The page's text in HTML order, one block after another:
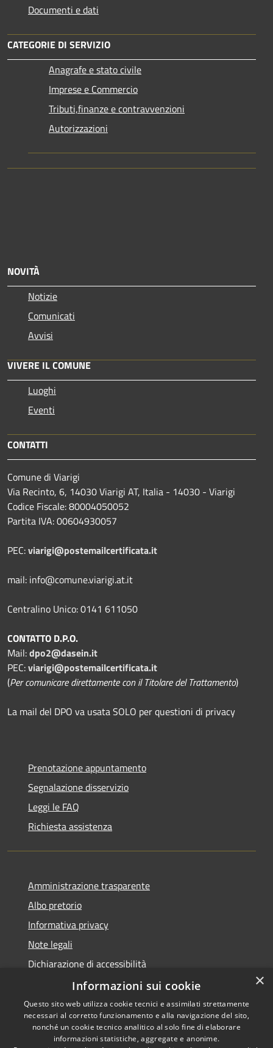
Documenti e dati
CATEGORIE DI SERVIZIO
Anagrafe e stato civile
Imprese e Commercio
Tributi,finanze e contravvenzioni
Autorizzazioni
NOVITÀ
Notizie
Comunicati
Avvisi
VIVERE IL COMUNE
Luoghi
Eventi
CONTATTI
Comune di Viarigi
Via Recinto, 6, 14030 Viarigi AT, Italia - 14030 - Viarigi
Codice Fiscale: 80004050052
Partita IVA: 00604930057
PEC:viarigi@postemailcertificata.it
mail: info@comune.viarigi.at.it
Centralino Unico: 0141 611050
CONTATTO D.P.O.
Mail:dpo2@dasein.it
PEC:viarigi@postemailcertificata.it
(Per comunicare direttamente con il Titolare del Trattamento)
La mail del DPO va usata SOLO per questioni di privacy
Prenotazione appuntamento
Segnalazione disservizio
Leggi le FAQ
Richiesta assistenza
Amministrazione trasparente
Albo pretorio
Informativa privacy
Note legali
Dichiarazione di accessibilità
Piano di miglioramento dei servizi
RSS Copyright © 2026 • Comune di
×
Informazioni sui cookie
Questo sito web utilizza cookie tecnici e assimilati strettamente
necessari al corretto funzionamento e alla navigazione del sito,
nonché un cookie tecnico analitico al solo fine di elaborare
informazioni statistiche, aggregate e anonime.